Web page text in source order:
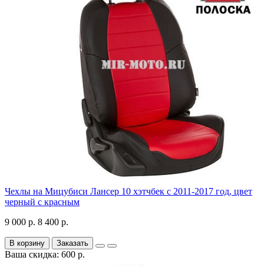
Чехлы на Мицубиси Лансер 10 хэтчбек с 2011-2017 год, цвет
черный с красным
9 000 р. 8 400 р.
В корзину Заказать
Ваша скидка: 600 р.